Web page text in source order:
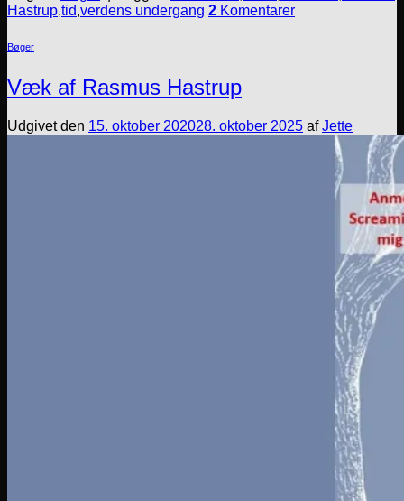
Hastrup,tid,verdens undergang 2 Komentarer
Bøger
Væk af Rasmus Hastrup
Udgivet den 15. oktober 202028. oktober 2025 afJette